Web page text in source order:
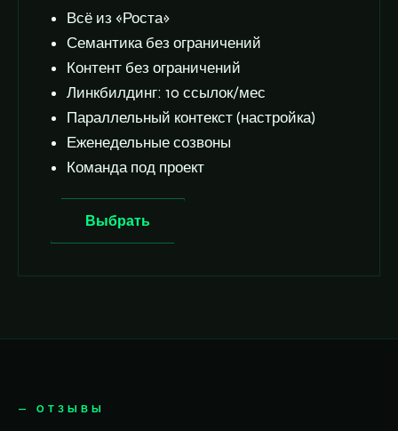
Всё из «Роста»
Семантика без ограничений
Контент без ограничений
Линкбилдинг: 10 ссылок/мес
Параллельный контекст (настройка)
Еженедельные созвоны
Команда под проект
Выбрать
— ОТЗЫВЫ